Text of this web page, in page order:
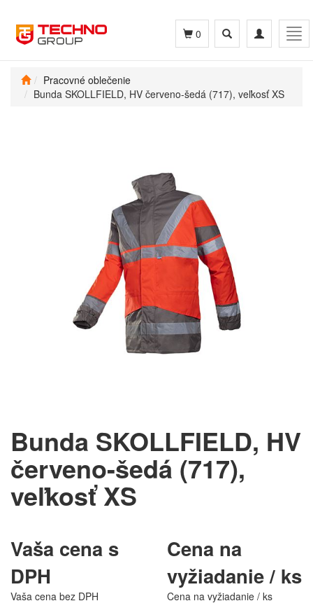
Toggle
navigation
Toggle
search
0
Pracovné oblečenie
Bunda SKOLLFIELD, HV červeno-šedá (717), veľkosť XS
Bunda SKOLLFIELD, HV
červeno-šedá (717),
veľkosť XS
Vaša cena s
DPH
Cena na
vyžiadanie / ks
Vaša cena bez DPH
Cena na vyžiadanie / ks